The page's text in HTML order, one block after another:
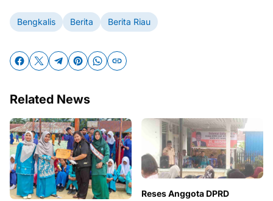
Bengkalis Berita Berita Riau
Related News
Reses Anggota DPRD